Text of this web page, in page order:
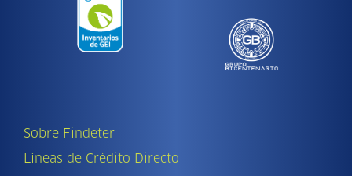
Sobre Findeter
Líneas de Crédito Directo